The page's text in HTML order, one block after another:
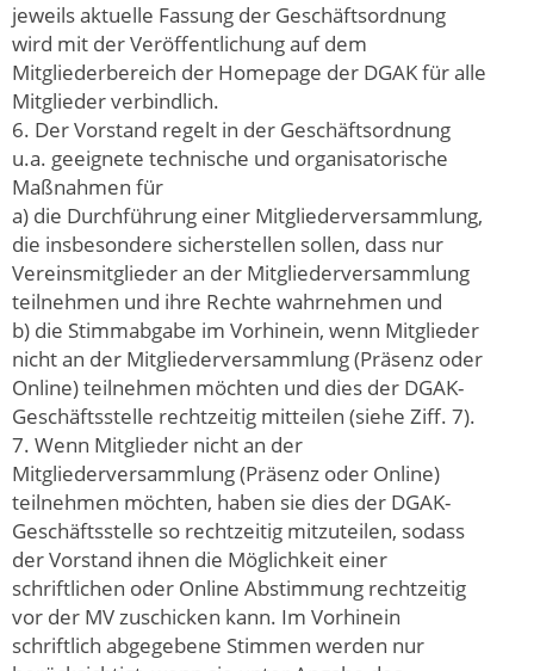
jeweils aktuelle Fassung der Geschäftsordnung
wird mit der Veröffentlichung auf dem
Mitgliederbereich der Homepage der DGAK für alle
Mitglieder verbindlich.
6. Der Vorstand regelt in der Geschäftsordnung
u.a. geeignete technische und organisatorische
Maßnahmen für
a) die Durchführung einer Mitgliederversammlung,
die insbesondere sicherstellen sollen, dass nur
Vereinsmitglieder an der Mitgliederversammlung
teilnehmen und ihre Rechte wahrnehmen und
b) die Stimmabgabe im Vorhinein, wenn Mitglieder
nicht an der Mitgliederversammlung (Präsenz oder
Online) teilnehmen möchten und dies der DGAK-
Geschäftsstelle rechtzeitig mitteilen (siehe Ziff. 7).
7. Wenn Mitglieder nicht an der
Mitgliederversammlung (Präsenz oder Online)
teilnehmen möchten, haben sie dies der DGAK-
Geschäftsstelle so rechtzeitig mitzuteilen, sodass
der Vorstand ihnen die Möglichkeit einer
schriftlichen oder Online Abstimmung rechtzeitig
vor der MV zuschicken kann. Im Vorhinein
schriftlich abgegebene Stimmen werden nur